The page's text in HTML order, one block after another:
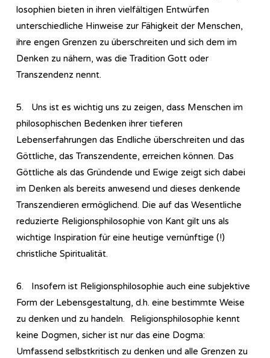
lo­so­phien bieten in ihren vielfältigen Entwürfen
unterschiedliche Hinweise zur Fähigkeit der Menschen,
ihre engen Grenzen zu überschreiten und sich dem im
Denken zu nähern, was die Tradition Gott oder
Transzendenz nennt.
5. Uns ist es wichtig uns zu zeigen, dass Menschen im
philosophischen Bedenken ihrer tieferen
Lebenserfahrungen das Endliche überschreiten und das
Göttliche, das Transzendente, erreichen können. Das
Göttliche als das Gründende und Ewige zeigt sich dabei
im Denken als bereits anwesend und dieses denkende
Transzendieren ermöglichend. Die auf das Wesentliche
reduzierte Re­li­gi­ons­phi­lo­so­phie von Kant gilt uns als
wichtige Inspiration für eine heutige vernünftige (!)
christliche Spiritualität.
6. Insofern ist Re­li­gi­ons­phi­lo­so­phie auch eine subjektive
Form der Lebensgestaltung, d.h. eine bestimmte Weise
zu denken und zu handeln. Re­li­gi­ons­phi­lo­so­phie kennt
keine Dogmen, sicher ist nur das eine Dogma:
Umfassend selbstkritisch zu denken und alle Grenzen zu